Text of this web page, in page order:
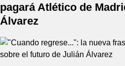
pagará Atlético de
Álvarez